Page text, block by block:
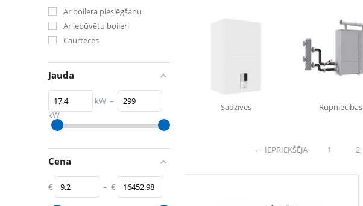
Ar boilera pieslēgšanu
Ar iebūvētu boileri
Caurteces
Jauda
kW –
kW
17.4kW kW
Cena
€ – €
Sadzīves Rūpniecības
IEPRIEKŠĒJA 1 2